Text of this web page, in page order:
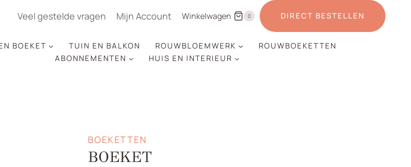
Veel gestelde vragen Mijn Account Winkelwagen 0 DIRECT BESTELLEN
BOEKET TUIN EN BALKON ROUWBLOEMWERK
ROUWBOEKETTEN
ABONNEMENTEN
HUIS EN INTERIEUR
BOEKETTEN
BOEKET